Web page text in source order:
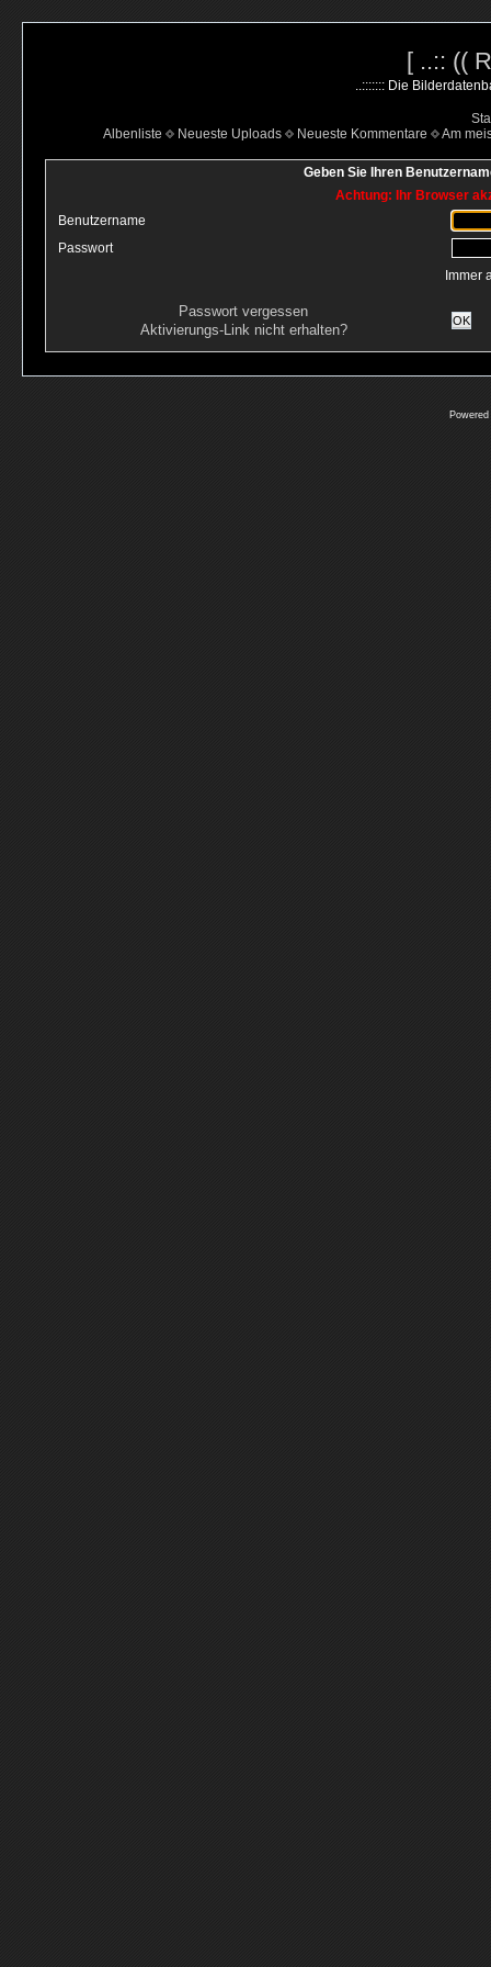
[ ..:: ((
..::::::: Die
Albenliste
Neueste Uploads Neueste Kommentare Am
Geben Sie Ihren
Achtung: Ihr Browser
Benutzername
Passwort
Immer
Passwort vergessen
Aktivierungs-Link nicht erhalten?
OK